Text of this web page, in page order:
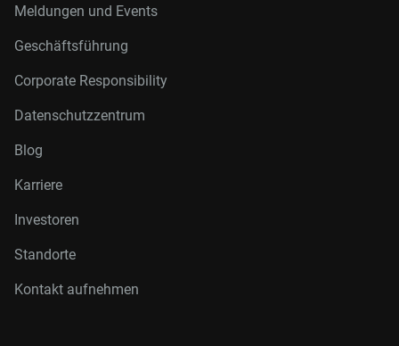
Meldungen und Events
Geschäftsführung
Corporate Responsibility
Datenschutzzentrum
Blog
Karriere
Investoren
Standorte
Kontakt aufnehmen